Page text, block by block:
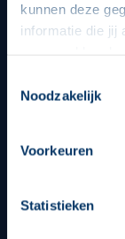
kunnen deze
informatie die jij
op een veilige
beheren op de
Noodzakelijk
Voorkeuren
Statistieken